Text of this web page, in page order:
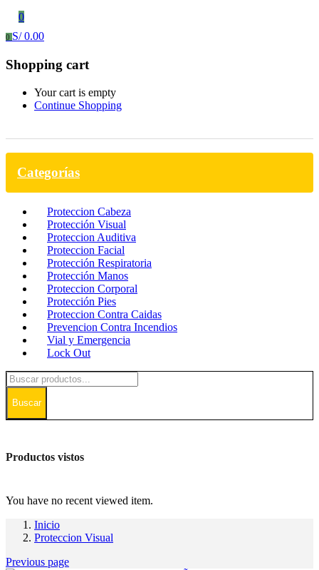
0
0 S/0.00
Shopping cart
Your cart is empty
Continue Shopping
Categorías
Proteccion Cabeza
Protección Visual
Proteccion Auditiva
Proteccion Facial
Protección Respiratoria
Protección Manos
Proteccion Corporal
Protección Pies
Proteccion Contra Caidas
Prevencion Contra Incendios
Vial y Emergencia
Lock Out
Buscar
Productos vistos
You have no recent viewed item.
Inicio
Proteccion Visual
Previous page